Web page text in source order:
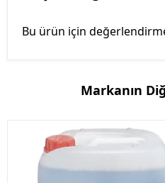
Bu ürün için
Markanın